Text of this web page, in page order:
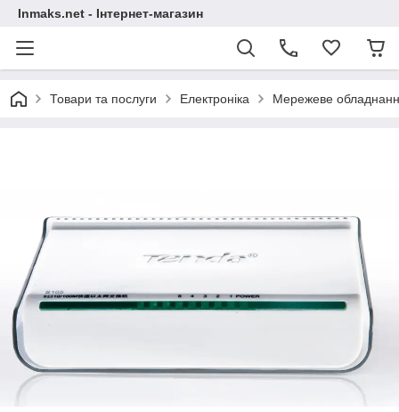
Inmaks.net - Інтернет-магазин
Товари та послуги Електроніка Мережеве